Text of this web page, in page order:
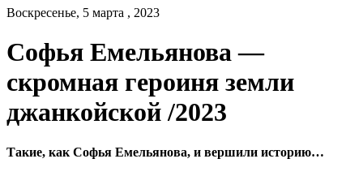
Воскресенье, 5 марта , 2023
Софья Емельянова —
скромная героиня земли
джанкойской /2023
Такие, как Софья Емельянова, и вершили историю…